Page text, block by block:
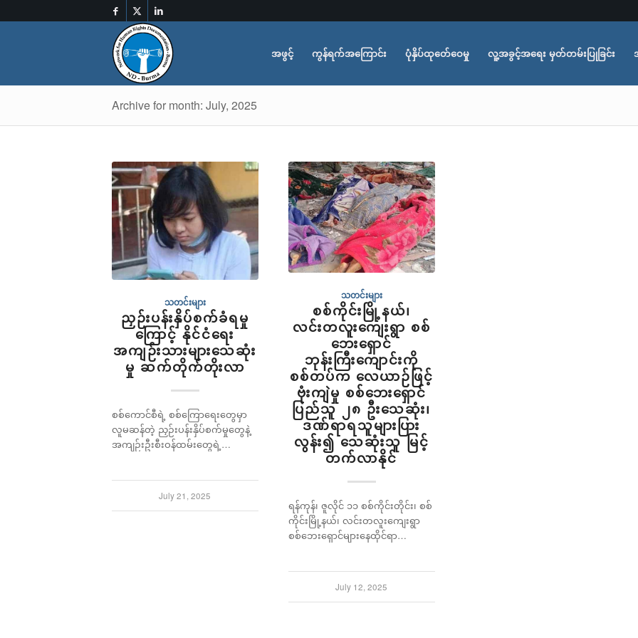
အဖွင့် ကွန်ရက်အကြောင်း ပုံနှိပ်ထုတ်ေဝေမှု လူ့အခွင့်အရေး မှတ်တမ်းပြုခြင်း
Archive for month: July, 2025
သတင်းများ
ညှဉ်းပန်းနှိပ်စက်ခံရမှု
ကြောင့် နိုင်ငံရေး
အကျဉ်းသားများသေဆုံး
မှု ဆက်တိုက်တိုးလာ
စစ်ကောင်စီရဲ့ စစ်ကြောရေးတွေမှာ
လူမဆန်တဲ့ ညှဉ်းပန်းနှိပ်စက်မှုတွေနဲ့
အကျဉ်းဦးစီးဝန်ထမ်းတွေရဲ့…
July 21, 2025
သတင်းများ
စစ်ကိုင်းမြို့နယ်၊
လင်းတလူးကျေးရွာ စစ်
ဘေးရှောင်
ဘုန်းကြီးကျောင်းကို
စစ်တပ်က လေယာဉ်ဖြင့်
ဗုံးကျဲမှု စစ်ဘေးရှောင်
ပြည်သူ ၂၈ ဦးသေဆုံး၊
ဒဏ်ရာရသူများပြား
လွန်း၍ သေဆုံးသူ မြင့်
တက်လာနိုင်
ရန်ကုန်၊ ဇူလိုင် ၁၁ စစ်ကိုင်းတိုင်း၊ စစ်
ကိုင်းမြို့နယ်၊ လင်းတလူးကျေးရွာ
စစ်ဘေးရှောင်များနေထိုင်ရာ…
July 12, 2025